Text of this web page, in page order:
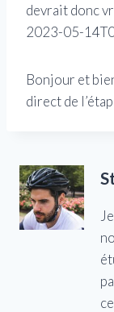
devrait donc
2023-05-
Bonjour et
direct de